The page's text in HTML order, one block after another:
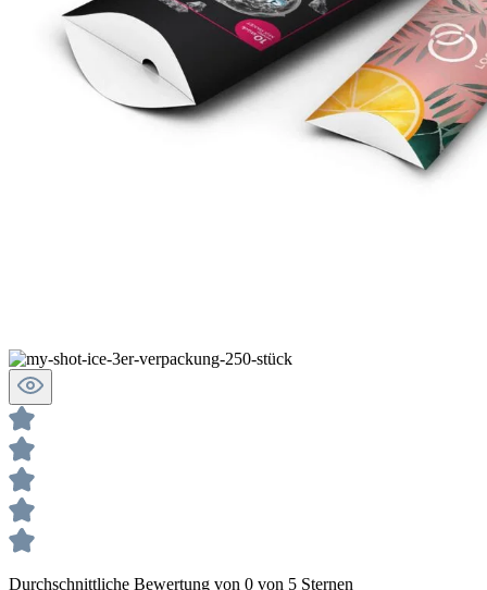
Durchschnittliche Bewertung von 0 von 5 Sternen